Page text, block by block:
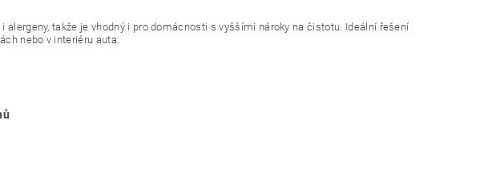
alergeny, takže je vhodný i pro domácnosti s vyššími nároky na čistotu. Ideální řešení
nebo v interiéru auta.